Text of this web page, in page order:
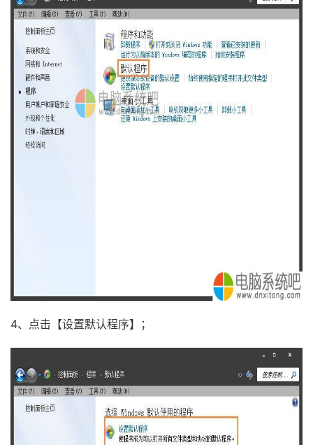
4、点击【设置默认程序】；